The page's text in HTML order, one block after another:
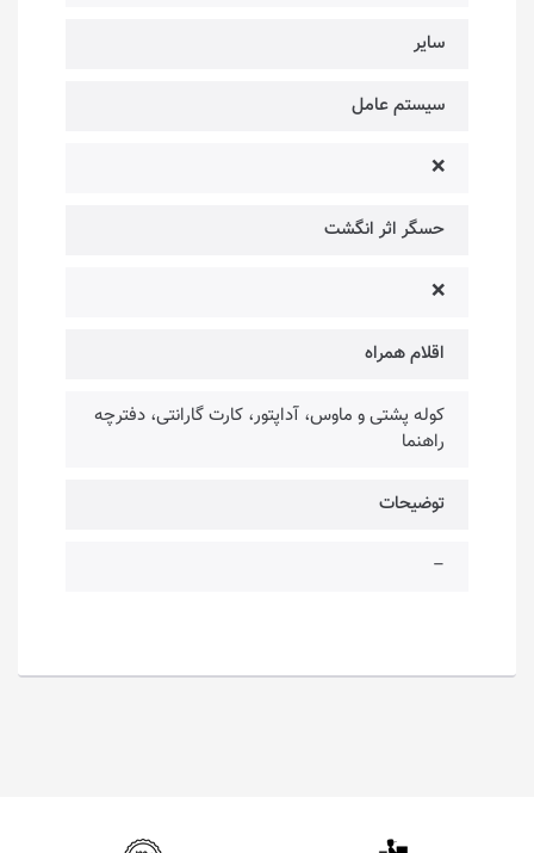
سایر
سیستم عامل
❌
حسگر اثر انگشت
❌
اقلام همراه
کوله پشتی و ماوس، آداپتور، کارت گارانتی، دفترچه
راهنما
توضیحات
–